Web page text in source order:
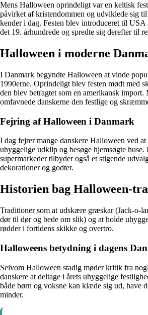
Mens Halloween oprindeligt var en keltisk
påvirket af kristendommen og udviklede sig
kender i dag. Festen blev introduceret til
det 19. århundrede og spredte sig derefter til
Halloween i moderne
I Danmark begyndte Halloween at vinde
1990erne. Oprindeligt blev festen mødt med
den blev betragtet som en amerikansk import.
omfavnede danskerne den festlige og
Fejring af Halloween i Danmark
I dag fejrer mange danskere Halloween ved
uhyggelige udklip og besøge hjemsøgte
supermarkeder tilbyder også et stigende
dekorationer og godter.
Historien bag Halloween-
Traditioner som at udskære græskar (Jack-o-
dør til dør og bede om slik) og at holde
rødder i fortidens skikke og overtro.
Halloweens betydning i dagens
Selvom Halloween stadig møder kritik fra
danskere at deltage i årets uhyggelige
både børn og voksne kan klæde sig ud, have
minder.